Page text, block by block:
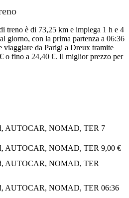
treno è di 73,25 km e impiega 1 h e 4
giorno, con la prima partenza a 06:36
viaggiare da Parigi a Dreux tramite
o fino a 24,40 €. Il miglior prezzo per
AUTOCAR, NOMAD, TER 7
AUTOCAR, NOMAD, TER 9,00 €
AUTOCAR, NOMAD, TER
AUTOCAR, NOMAD, TER 06:36